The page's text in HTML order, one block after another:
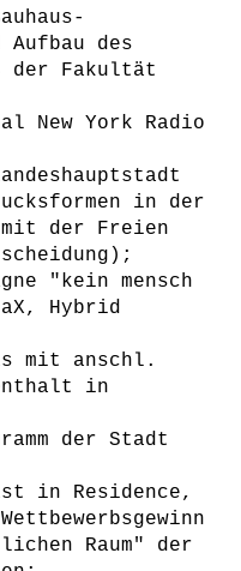
des
der Fakultät
New York Radio
in der
der Freien
"kein mensch
Hybrid
mit anschl.
in
der Stadt
in Residence,
Raum" der